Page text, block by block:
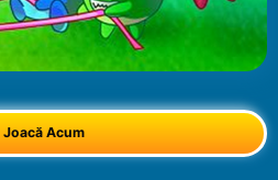
Joacă Acum